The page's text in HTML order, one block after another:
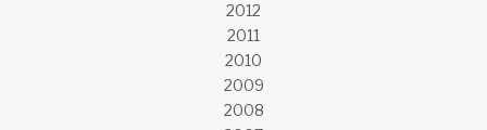
2012
2011
2010
2009
2008